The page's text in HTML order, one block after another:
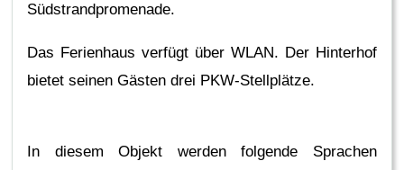
Südstrandpromenade.
Das Ferienhaus verfügt über WLAN. Der Hinterhof
bietet seinen Gästen drei PKW-Stellplätze.
In diesem Objekt werden folgende Sprachen